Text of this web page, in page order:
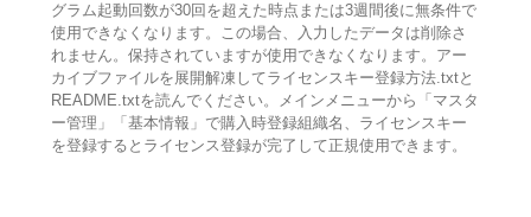
グラム起動回数が30回を超えた時点または3週間後に無条件で
使用できなくなります。この場合、入力したデータは削除さ
れません。保持されていますが使用できなくなります。アー
カイブファイルを展開解凍してライセンスキー登録方法.txtと
README.txtを読んでください。メインメニューから「マスタ
ー管理」「基本情報」で購入時登録組織名、ライセンスキー
を登録するとライセンス登録が完了して正規使用できます。